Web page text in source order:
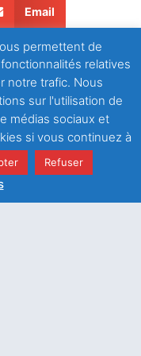
Email
ARTICLE SUIVANT
permettent de
relatives
notre trafic. Nous
sur l'utilisation de
médias sociaux et
si vous continuez à
Refuser